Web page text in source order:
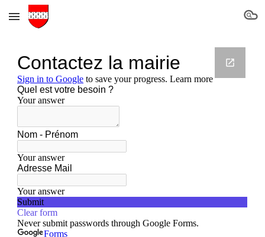
Skip to main content Skip to navigation